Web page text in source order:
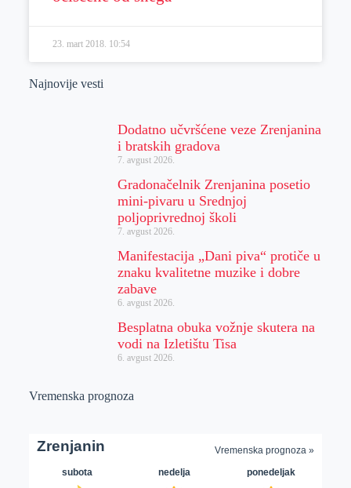
23. mart 2018. 10:54
Najnovije vesti
Dodatno učvršćene veze Zrenjanina
i bratskih gradova
7. avgust 2026.
Gradonačelnik Zrenjanina posetio
mini-pivaru u Srednjoj
poljoprivrednoj školi
7. avgust 2026.
Manifestacija „Dani piva“ protiče u
znaku kvalitetne muzike i dobre
zabave
6. avgust 2026.
Besplatna obuka vožnje skutera na
vodi na Izletištu Tisa
6. avgust 2026.
Vremenska prognoza